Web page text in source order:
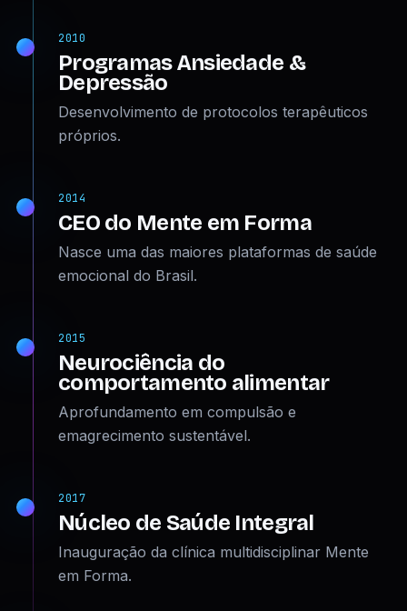
2010
Programas Ansiedade &
Depressão
Desenvolvimento de protocolos terapêuticos
próprios.
2014
CEO do Mente em Forma
Nasce uma das maiores plataformas de saúde
emocional do Brasil.
2015
Neurociência do
comportamento alimentar
Aprofundamento em compulsão e
emagrecimento sustentável.
2017
Núcleo de Saúde Integral
Inauguração da clínica multidisciplinar Mente
em Forma.